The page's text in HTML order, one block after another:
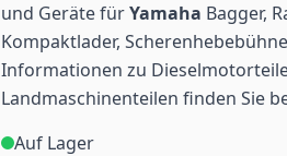
und Geräte fürYamaha Bagger,
Kompaktlader,
Informationen zu
Landmaschinenteilen finden Sie
Auf Lager